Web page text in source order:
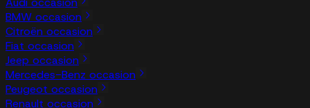
BMW occasion
Citroën occasion
Fiat occasion
Jeep occasion
Mercedes-Benz occasion
Peugeot occasion
Renault occasion